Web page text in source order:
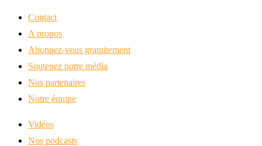
Contact
A propos
Abonnez-vous gratuitement
Soutenez notre média
Nos partenaires
Notre équipe
Vidéos
Nos podcasts